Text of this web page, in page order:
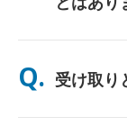
はい。正真正銘の
ータをご利用いた
クと同様、通信
響が出る可能性が
Q. 受け取り
主要空港での受け